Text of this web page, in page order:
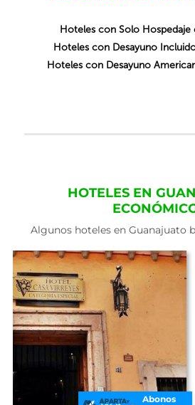
Hoteles con Solo Hospedaje
Hoteles con Desayuno
Hoteles con Desayuno
HOTELES EN
Algunos hoteles en Guanajuato
En Oferta